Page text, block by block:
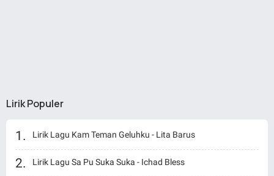
Lirik Populer
Lirik Lagu Kam Teman Geluhku - Lita Barus
Lirik Lagu Sa Pu Suka Suka - Ichad Bless